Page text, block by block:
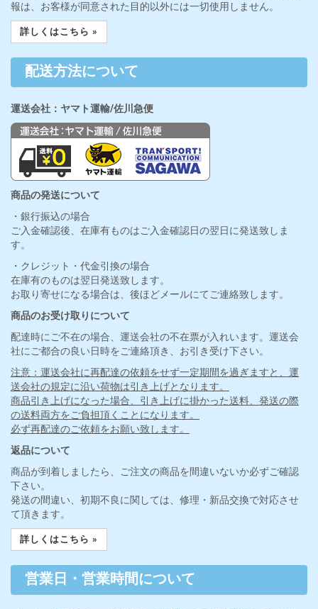
報は、お客様が同意された目的以外には一切使用しません。
詳しくはこちら »
配送方法について
運送会社：ヤマト運輸/佐川急便
商品の発送について
・銀行振込の場合
ご入金確認後、在庫有ものはご入金確認日の翌日に発送致しま
す。
・クレジット・代金引換の場合
在庫有のものは翌日発送致します。
お取り寄せになる場合は、後ほどメールにてご連絡致します。
商品のお受け取りについて
配達時にご不在の場合、運送会社の不在票が入れいます。運送会
社にご都合の良い日時をご連絡頂き、お引き受け下さい。
注意：運送会社に再配達の依頼をせず一定期間を過ぎますと、運
送会社の規定に沿い荷物は引き上げとなります。
商品引き上げになった場合、引き上げに掛かった送料、発送の際
の送料両方をご負担頂くことになります。
必ず再配達のご依頼をお願い致します。
返品について
商品が到着しましたら、ご注文の商品を間違いないか必ずご確認
下さい。
発送の間違い、初期不良に関しては、修理・新品交換で対応させ
て頂きます。
詳しくはこちら »
営業日・営業時間について